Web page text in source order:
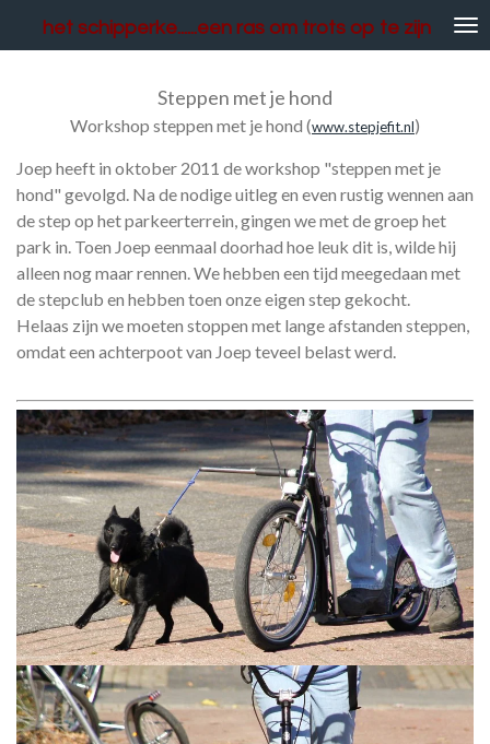
hoofdinhoud
het schipperke......een ras om trots op te zijn
Steppen met je hond
Workshop steppen met je hond (www.stepjefit.nl)
Joep heeft in oktober 2011 de workshop "steppen met je
hond" gevolgd. Na de nodige uitleg en even rustig wennen aan
de step op het parkeerterrein, gingen we met de groep het
park in. Toen Joep eenmaal doorhad hoe leuk dit is, wilde hij
alleen nog maar rennen. We hebben een tijd meegedaan met
de stepclub en hebben toen onze eigen step gekocht.
Helaas zijn we moeten stoppen met lange afstanden steppen,
omdat een achterpoot van Joep teveel belast werd.